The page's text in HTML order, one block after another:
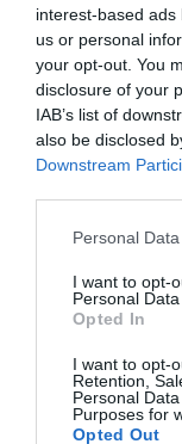
interest-based
us or personal
your opt-out. You
disclosure of your
IAB’s list of
also be disclosed
Downstream
Personal
I want to opt-
Personal
Opted In
I want to opt-
Retention,
Personal
Purposes for
Opted Out
Σχόλια 1
21/03 -
υποψήφιος
ΟΝΟΜΑ